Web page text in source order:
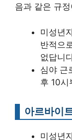
음과 같은 규
미성년
반적으
없답니
심야 근
후 10시
아르바이
미성년